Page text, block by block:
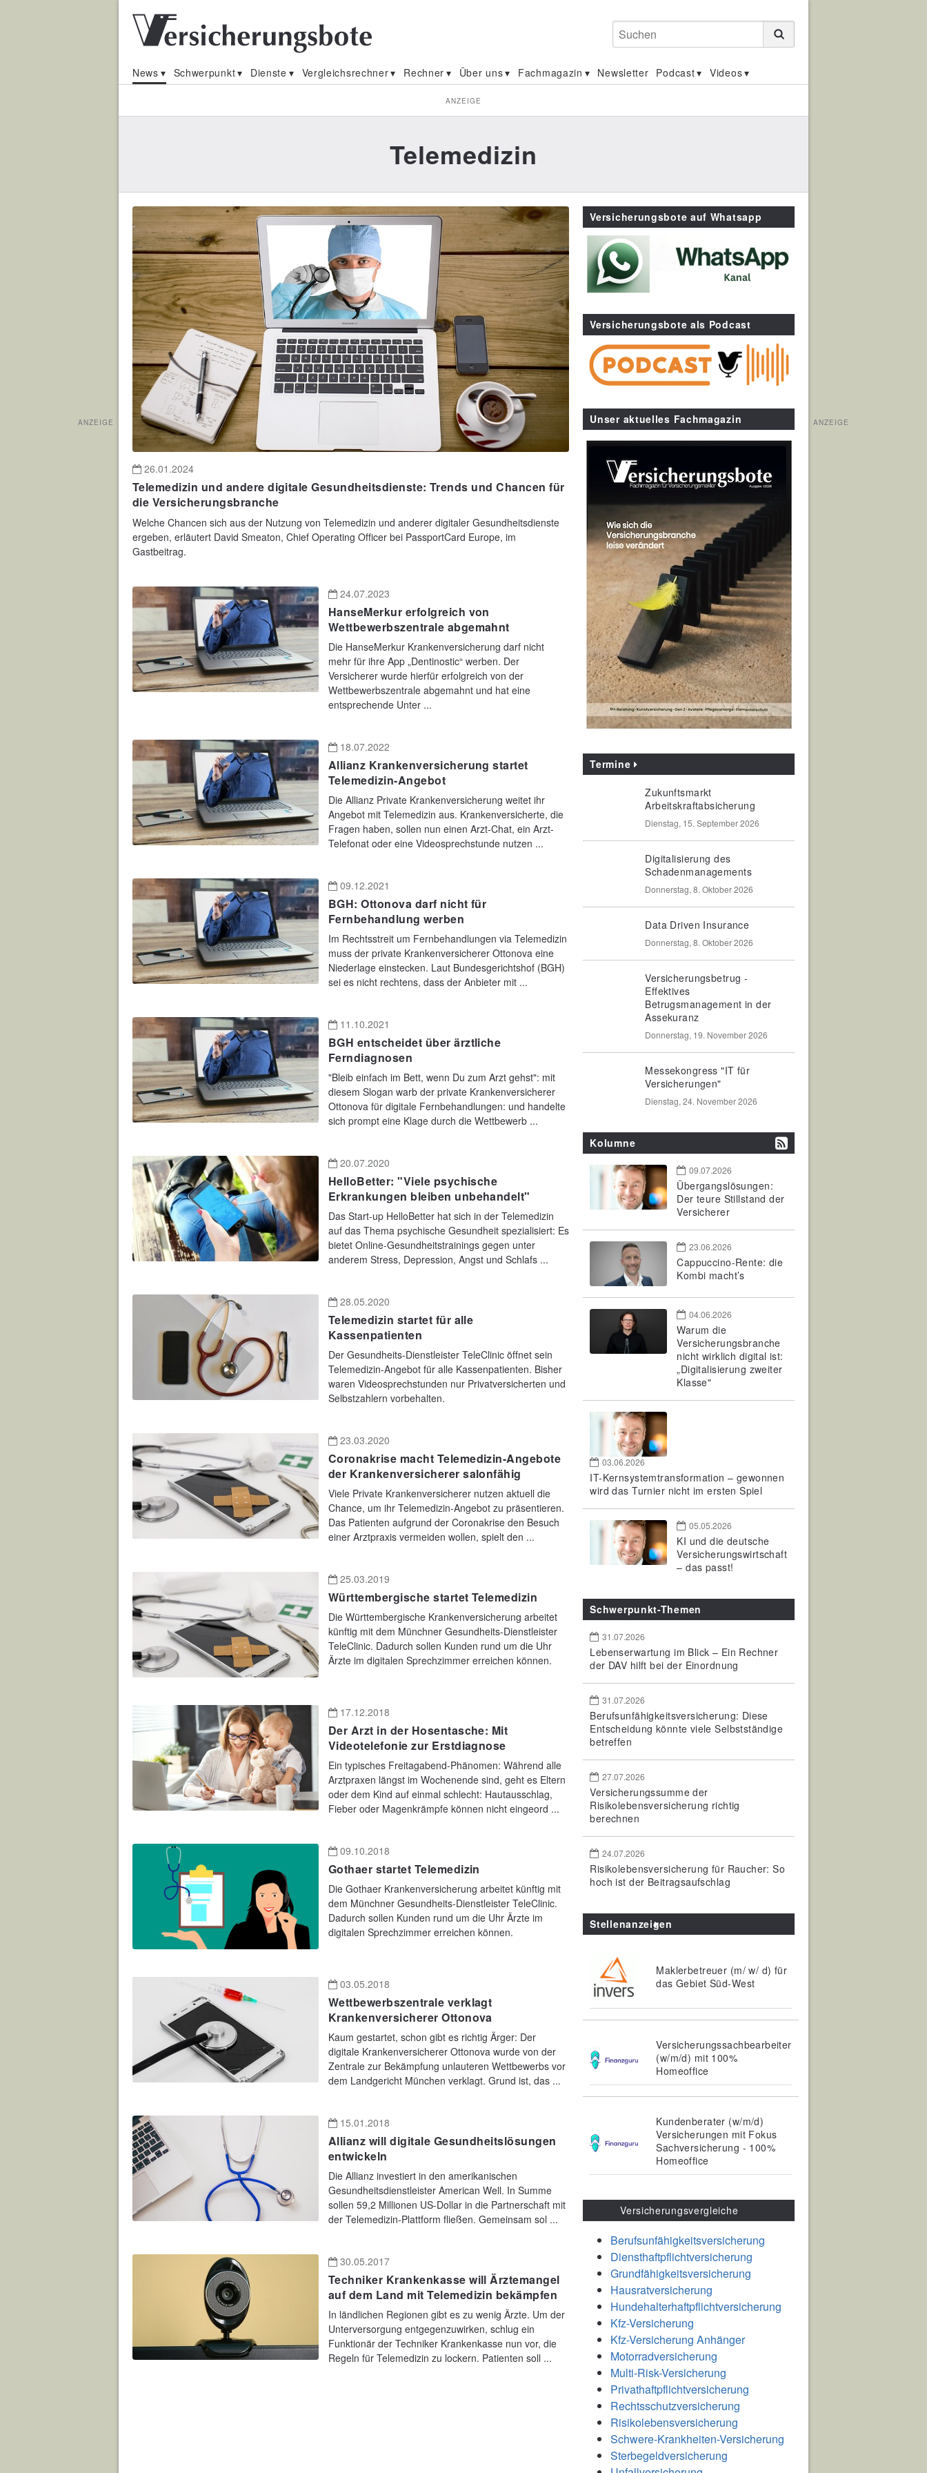
Suchen
News Schwerpunkt Dienste Vergleichsrechner Rechner Über uns Fachmagazin Newsletter Podcast Videos
ANZEIGE
Telemedizin
26.01.2024
Telemedizin und andere digitale Gesundheitsdienste: Trends und Chancen für
die Versicherungsbranche
Welche Chancen sich aus der Nutzung von Telemedizin und anderer digitaler Gesundheitsdienste
ergeben, erläutert David Smeaton, Chief Operating Officer bei PassportCard Europe, im
Gastbeitrag.
24.07.2023
HanseMerkur erfolgreich von
Wettbewerbszentrale abgemahnt
Die HanseMerkur Krankenversicherung darf nicht
mehr für ihre App „Dentinostic“ werben. Der
Versicherer wurde hierfür erfolgreich von der
Wettbewerbszentrale abgemahnt und hat eine
entsprechende Unter ...
18.07.2022
Allianz Krankenversicherung startet
Telemedizin-Angebot
Die Allianz Private Krankenversicherung weitet ihr
Angebot mit Telemedizin aus. Krankenversicherte, die
Fragen haben, sollen nun einen Arzt-Chat, ein Arzt-
Telefonat oder eine Videosprechstunde nutzen ...
09.12.2021
BGH: Ottonova darf nicht für
Fernbehandlung werben
Im Rechtsstreit um Fernbehandlungen via Telemedizin
muss der private Krankenversicherer Ottonova eine
Niederlage einstecken. Laut Bundesgerichtshof (BGH)
sei es nicht rechtens, dass der Anbieter mit ...
11.10.2021
BGH entscheidet über ärztliche
Ferndiagnosen
"Bleib einfach im Bett, wenn Du zum Arzt gehst": mit
diesem Slogan warb der private Krankenversicherer
Ottonova für digitale Fernbehandlungen: und handelte
sich prompt eine Klage durch die Wettbewerb ...
20.07.2020
HelloBetter: "Viele psychische
Erkrankungen bleiben unbehandelt"
Das Start-up HelloBetter hat sich in der Telemedizin
auf das Thema psychische Gesundheit spezialisiert: Es
bietet Online-Gesundheitstrainings gegen unter
anderem Stress, Depression, Angst und Schlafs ...
28.05.2020
Telemedizin startet für alle
Kassenpatienten
Der Gesundheits-Dienstleister TeleClinic öffnet sein
Telemedizin-Angebot für alle Kassenpatienten. Bisher
waren Videosprechstunden nur Privatversicherten und
Selbstzahlern vorbehalten.
23.03.2020
Coronakrise macht Telemedizin-Angebote
der Krankenversicherer salonfähig
Viele Private Krankenversicherer nutzen aktuell die
Chance, um ihr Telemedizin-Angebot zu präsentieren.
Das Patienten aufgrund der Coronakrise den Besuch
einer Arztpraxis vermeiden wollen, spielt den ...
25.03.2019
Württembergische startet Telemedizin
Die Württembergische Krankenversicherung arbeitet
künftig mit dem Münchner Gesundheits-Dienstleister
TeleClinic. Dadurch sollen Kunden rund um die Uhr
Ärzte im digitalen Sprechzimmer erreichen können.
17.12.2018
Der Arzt in der Hosentasche: Mit
Videotelefonie zur Erstdiagnose
Ein typisches Freitagabend-Phänomen: Während alle
Arztpraxen längst im Wochenende sind, geht es Eltern
oder dem Kind auf einmal schlecht: Hautausschlag,
Fieber oder Magenkrämpfe können nicht eingeord ...
09.10.2018
Gothaer startet Telemedizin
Die Gothaer Krankenversicherung arbeitet künftig mit
dem Münchner Gesundheits-Dienstleister TeleClinic.
Dadurch sollen Kunden rund um die Uhr Ärzte im
digitalen Sprechzimmer erreichen können.
03.05.2018
Wettbewerbszentrale verklagt
Krankenversicherer Ottonova
Kaum gestartet, schon gibt es richtig Ärger: Der
digitale Krankenversicherer Ottonova wurde von der
Zentrale zur Bekämpfung unlauteren Wettbewerbs vor
dem Landgericht München verklagt. Grund ist, das ...
15.01.2018
Allianz will digitale Gesundheitslösungen
entwickeln
Die Allianz investiert in den amerikanischen
Gesundheitsdienstleister American Well. In Summe
sollen 59,2 Millionen US-Dollar in die Partnerschaft mit
der Telemedizin-Plattform fließen. Gemeinsam sol ...
30.05.2017
Techniker Krankenkasse will Ärztemangel
auf dem Land mit Telemedizin bekämpfen
In ländlichen Regionen gibt es zu wenig Ärzte. Um der
Unterversorgung entgegenzuwirken, schlug ein
Funktionär der Techniker Krankenkasse nun vor, die
Regeln für Telemedizin zu lockern. Patienten soll ...
Versicherungsbote auf Whatsapp
Versicherungsbote als Podcast
Unser aktuelles Fachmagazin
Termine
Zukunftsmarkt
Arbeitskraftabsicherung
Dienstag, 15. September 2026
Digitalisierung des
Schadenmanagements
Donnerstag, 8. Oktober 2026
Data Driven Insurance
Donnerstag, 8. Oktober 2026
Versicherungsbetrug -
Effektives
Betrugsmanagement in der
Assekuranz
Donnerstag, 19. November 2026
Messekongress "IT für
Versicherungen"
Dienstag, 24. November 2026
Kolumne
09.07.2026
Übergangslösungen:
Der teure Stillstand der
Versicherer
23.06.2026
Cappuccino-Rente: die
Kombi macht’s
04.06.2026
Warum die
Versicherungsbranche
nicht wirklich digital ist:
„Digitalisierung zweiter
Klasse"
03.06.2026
IT-Kernsystemtransformation – gewonnen
wird das Turnier nicht im ersten Spiel
05.05.2026
KI und die deutsche
Versicherungswirtschaft
– das passt!
Schwerpunkt-Themen
31.07.2026
Lebenserwartung im Blick – Ein Rechner
der DAV hilft bei der Einordnung
31.07.2026
Berufsunfähigkeitsversicherung: Diese
Entscheidung könnte viele Selbstständige
betreffen
27.07.2026
Versicherungssumme der
Risikolebensversicherung richtig
berechnen
24.07.2026
Risikolebensversicherung für Raucher: So
hoch ist der Beitragsaufschlag
Stellenanzeigen
Maklerbetreuer (m/ w/ d) für
das Gebiet Süd-West
Versicherungssachbearbeiter
(w/m/d) mit 100%
Homeoffice
Kundenberater (w/m/d)
Versicherungen mit Fokus
Sachversicherung - 100%
Homeoffice
Versicherungsvergleiche
Berufsunfähigkeitsversicherung
Diensthaftpflichtversicherung
Grundfähigkeitsversicherung
Hausratversicherung
Hundehalterhaftpflichtversicherung
Kfz-Versicherung
Kfz-Versicherung Anhänger
Motorradversicherung
Multi-Risk-Versicherung
Privathaftpflichtversicherung
Rechtsschutzversicherung
Risikolebensversicherung
Schwere-Krankheiten-Versicherung
Sterbegeldversicherung
ANZEIGE ANZEIGE